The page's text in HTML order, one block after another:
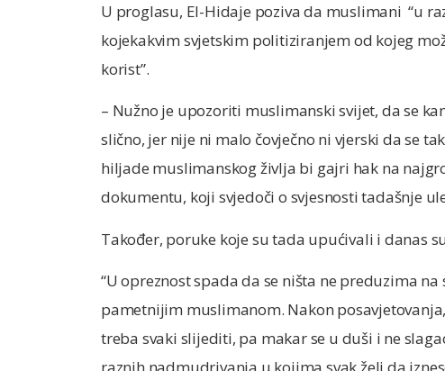
U proglasu, El-Hidaje poziva da muslimani “u
kojekakvim svjetskim politiziranjem od kojeg
korist”.
– Nužno je upozoriti muslimanski svijet, da se
slično, jer nije ni malo čovječno ni vjerski da se
hiljade muslimanskog življa bi gajri hak na
dokumentu, koji svjedoči o svjesnosti tadašnje
Također, poruke koje su tada upućivali i danas
“U opreznost spada da se ništa ne preduzima
pametnijim muslimanom. Nakon
treba svaki slijediti, pa makar se u duši i ne